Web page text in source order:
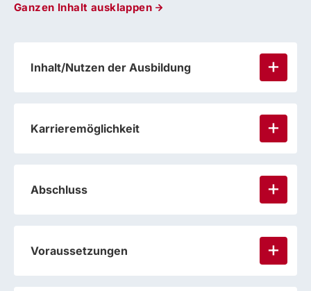
Ganzen Inhalt ausklappen
Inhalt/Nutzen der Ausbildung
Karrieremöglichkeit
Abschluss
Voraussetzungen